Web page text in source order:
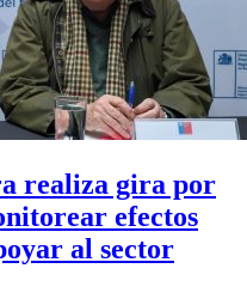
realiza gira por
efectos
al sector